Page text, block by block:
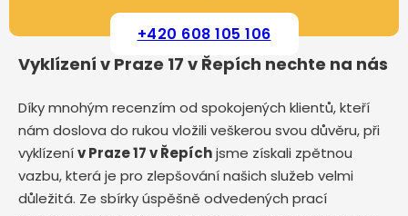
+420 608 105 106
Vyklízení v Praze 17 v Řepích nechte na nás
Díky mnohým recenzím od spokojených klientů, kteří
nám doslova do rukou vložili veškerou svou důvěru, při
vyklízenív Praze 17 v Řepíchjsme získali zpětnou
vazbu, která je pro zlepšování našich služeb velmi
důležitá. Ze sbírky úspěšně odvedených prací